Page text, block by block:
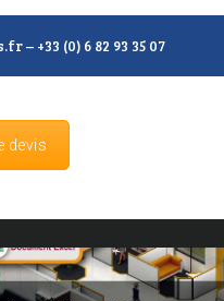
– +33 (0) 6 82 93 35 07
devis